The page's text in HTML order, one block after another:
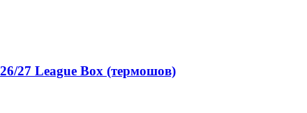
27 League Box (термошов)